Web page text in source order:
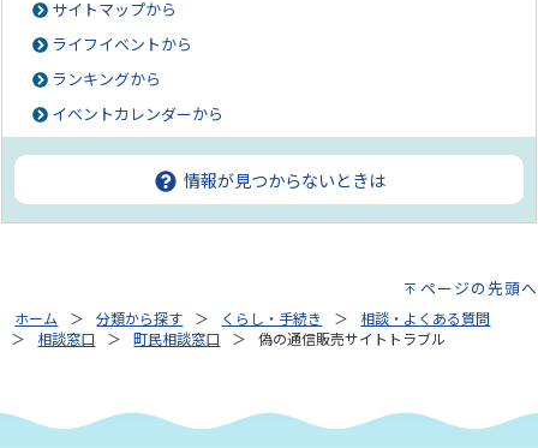
サイトマップから
ライフイベントから
ランキングから
イベントカレンダーから
情報が見つからないときは
ページの先頭へ
ホーム 分類から探す くらし・手続き
相談・よくある質問
相談窓口
町民相談窓口 偽の通信販売サイトトラブル